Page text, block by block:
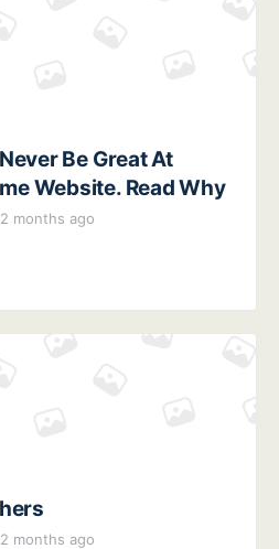
Be Great At
Website. Read Why
months ago
months ago